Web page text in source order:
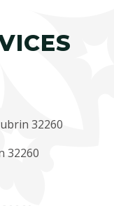
32260
32260